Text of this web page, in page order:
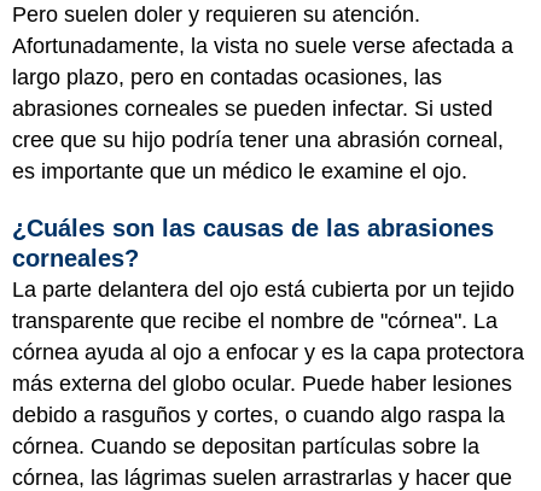
Pero suelen doler y requieren su atención.
Afortunadamente, la vista no suele verse afectada a
largo plazo, pero en contadas ocasiones, las
abrasiones corneales se pueden infectar. Si usted
cree que su hijo podría tener una abrasión corneal,
es importante que un médico le examine el ojo.
¿Cuáles son las causas de las abrasiones
corneales?
La parte delantera del ojo está cubierta por un tejido
transparente que recibe el nombre de "córnea". La
córnea ayuda al ojo a enfocar y es la capa protectora
más externa del globo ocular. Puede haber lesiones
debido a rasguños y cortes, o cuando algo raspa la
córnea. Cuando se depositan partículas sobre la
córnea, las lágrimas suelen arrastrarlas y hacer que